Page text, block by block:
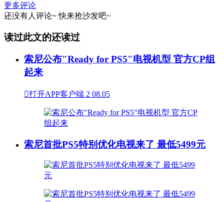
更多评论
还没有人评论~ 快来抢沙发吧~
读过此文的还读过
索尼公布"Ready for PS5"电视机型 官方CP组
起来
打开APP客户端 2 08.05
索尼首批PS5特别优化电视来了 最低5499元